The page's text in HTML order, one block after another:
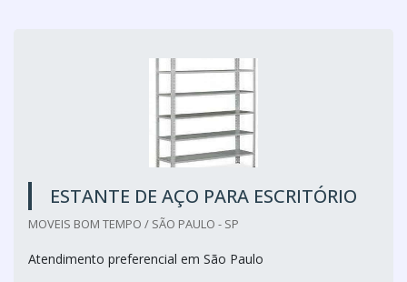
ESTANTE DE AÇO PARA ESCRITÓRIO
MOVEIS BOM TEMPO / SÃO PAULO - SP
Atendimento preferencial em São Paulo